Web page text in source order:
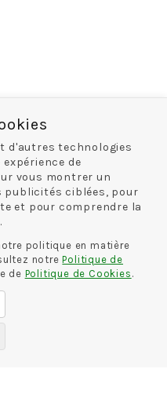
d'autres technologies
de
vous montrer un
publicités ciblées, pour
et pour comprendre la
politique en matière
notrePolitique de
de Politique de Cookies .